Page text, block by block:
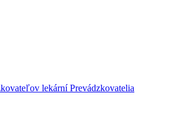
lekární Prevádzkovatelia